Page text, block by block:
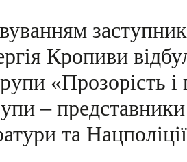
Кропиви
«Прозорість і
–
та